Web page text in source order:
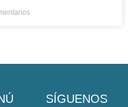
SÍGUENOS